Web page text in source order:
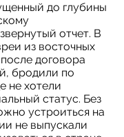
до глубины
отчет. В
из восточных
договора
бродили по
не хотели
статус. Без
устроиться на
не выпускали